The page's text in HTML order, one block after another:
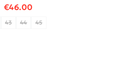
Original price was: €116.00.
€46.00Η τρέχουσα τιμή
43 44 45